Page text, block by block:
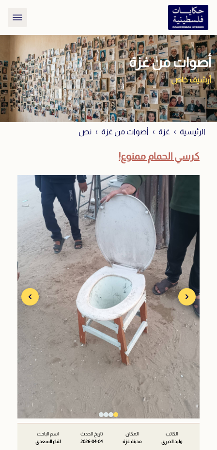
أصوات من غزة
أرشيف خاص
الرئيسية غزة أصوات من غزة نص
كرسي الحمام ممنوع!
الكاتب
وليد الديري
المكان
مدينة غزة
تاريخ الحدث
2026-04-04
اسم الباحث
لقاء السعدي